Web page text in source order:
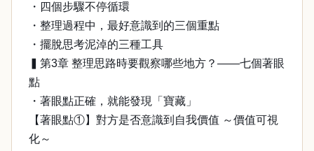
・四個步驟不停循環
・整理過程中，最好意識到的三個重點
・擺脫思考泥淖的三種工具
▍第3章 整理思路時要觀察哪些地方？——七個著眼
點
・著眼點正確，就能發現「寶藏」
【著眼點①】對方是否意識到自我價值 ～價值可視
化～